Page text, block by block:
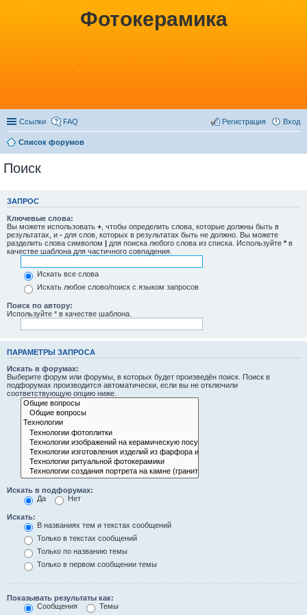
Фотокерамика
Ссылки FAQ Вход
Регистрация
Список форумов
Поиск
ЗАПРОС
Ключевые слова:
Вы можете использовать + , чтобы определить слова, которые должны быть в
результатах, и - для слов, которых в результатах быть не должно. Вы можете
разделить слова символом | для поиска любого слова из списка. Используйте * в
качестве шаблона для частичного совпадения.
Искать все слова
Искать любое слово/поиск с языком запросов
Поиск по автору:
Используйте * в качестве шаблона.
ПАРАМЕТРЫ ЗАПРОСА
Искать в форумах:
Выберите форум или форумы, в которых будет произведён поиск. Поиск в
подфорумах производится автоматически, если вы не отключили
соответствующую опцию ниже.
Искать в подфорумах:
Да
Нет
Искать:
В названиях тем и текстах сообщений
Только в текстах сообщений
Только по названию темы
Только в первом сообщении темы
Показывать результаты как:
Сообщения
Темы